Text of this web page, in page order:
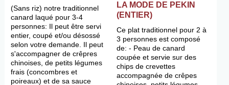
(Sans riz) notre traditionnel
canard laqué pour 3-4
personnes: Il peut être servi
entier, coupé et/ou désossé
selon votre demande. Il peut
s'accompagner de crêpres
chinoises, de petits légumes
frais (concombres et
poireaux) et de sa sauce
LA MODE DE PEKIN
(ENTIER)
Ce plat traditionnel pour 2 à
3 personnes est composé
de: - Peau de canard
coupée et servie sur des
chips de crevettes
accompagnée de crêpes